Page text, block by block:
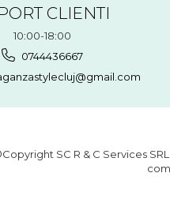
CLIENTI
10:00-18:00
0744436667
SC R & C Services